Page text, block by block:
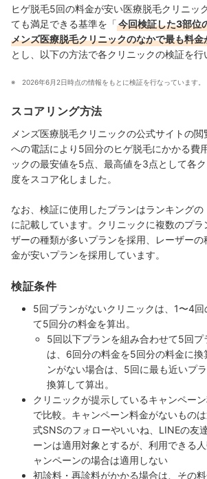
ヒゲ脱毛5回の料金が安い医療脱毛クリニッ
ても満足できる基準を「今回検証した3部位
メンズ医療脱毛クリニックのなかで最も料
とし、以下の方法で各クリニックの検証を行
2026年6月2日時点の情報をもとに検証を行なっています。
スコアリング方法
メンズ医療脱毛クリニックの公式サイトの
への電話により5回分のヒゲ脱毛にかかる費
ックの最安値を5点、最高値を3点として各
度をスコア化しました。
なお、検証に使用したプランはランキングの
に記載しています。クリニックに複数のプ
ザーの種類が多いプランを採用、レーザー
金が安いプランを採用しています。
検証条件
5回プランがないクリニックは、1〜4
て5回分の料金を算出。
5回以下プランを組み合わせて5回プ
は、6回分の料金を5回分の料金に換
ンがない場合は、5回に最も近いプ
換算して算出。
クリニックが提示しているキャンペー
で比較。キャンペーン料金がないもの
式SNSのフォローやいいね、LINEの友
ーンは適用対象とするが、利用できる
ャンペーンの場合は適用しない
初診料・再診料がかかる場合は、その